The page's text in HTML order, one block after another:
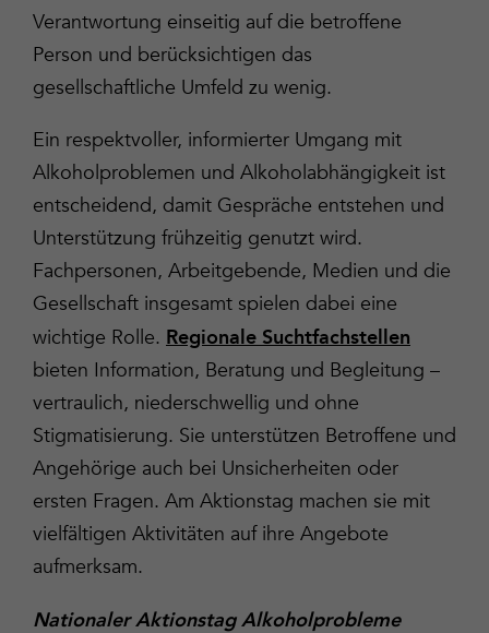
Verantwortung einseitig auf die betroffene
Person und berücksichtigen das
gesellschaftliche Umfeld zu wenig.
Ein respektvoller, informierter Umgang mit
Alkoholproblemen und Alkoholabhängigkeit ist
entscheidend, damit Gespräche entstehen und
Unterstützung frühzeitig genutzt wird.
Fachpersonen, Arbeitgebende, Medien und die
Gesellschaft insgesamt spielen dabei eine
wichtige Rolle. Regionale Suchtfachstellen
bieten Information, Beratung und Begleitung –
vertraulich, niederschwellig und ohne
Stigmatisierung. Sie unterstützen Betroffene und
Angehörige auch bei Unsicherheiten oder
ersten Fragen. Am Aktionstag machen sie mit
vielfältigen Aktivitäten auf ihre Angebote
aufmerksam.
Nationaler Aktionstag Alkoholprobleme